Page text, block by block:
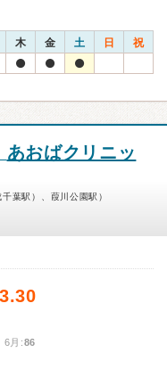
木 金 土 日 祝
あおばクリニッ
葉駅）、葭川公園駅）
3.30
月:86